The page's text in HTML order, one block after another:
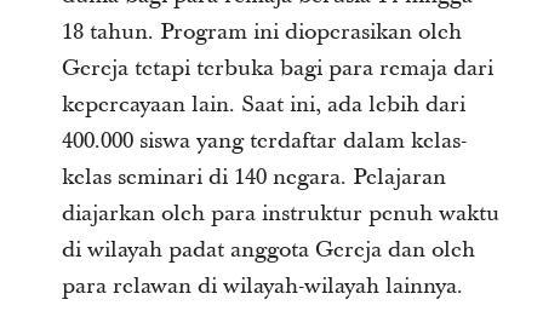
18 tahun. Program ini dioperasikan oleh
Gereja tetapi terbuka bagi para remaja dari
kepercayaan lain. Saat ini, ada lebih dari
400.000 siswa yang terdaftar dalam kelas-
kelas seminari di 140 negara. Pelajaran
diajarkan oleh para instruktur penuh waktu
di wilayah padat anggota Gereja dan oleh
para relawan di wilayah-wilayah lainnya.